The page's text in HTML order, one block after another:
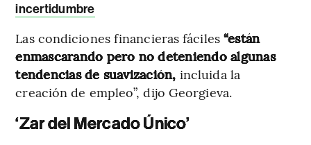
incertidumbre
Las condiciones financieras fáciles “están
enmascarando pero no deteniendo algunas
tendencias de suavización, incluida la
creación de empleo”, dijo Georgieva.
‘Zar del Mercado Único’